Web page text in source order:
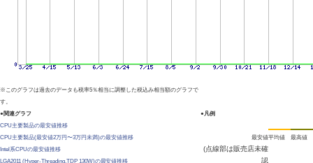
※このグラフは過去のデータも税率5％相当に調整した税込み相当額のグラフで
す。
●関連グラフ
CPU主要製品の最安値推移
CPU主要製品(最安値2万円〜3万円未満)の最安値推移
Intel系CPUの最安値推移
LGA2011 (Hyper-Threading,TDP 130W)の最安値推移
●凡例
最安値
(点線部は販売店未確
認
平均値 最高値